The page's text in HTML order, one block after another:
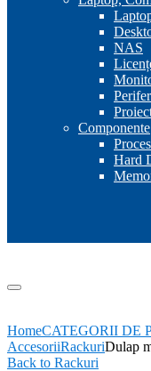
NAS
Componente
Hard
HomeCATEGORII DE
AccesoriiRackuriDulap
Back to Rackuri